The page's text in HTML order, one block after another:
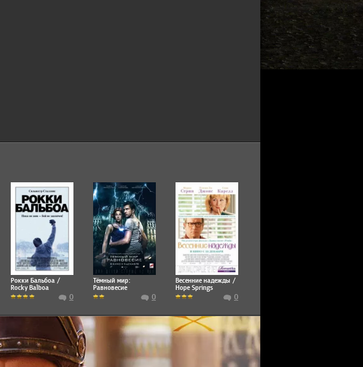
Рокки Бальбоа /
Rocky Balboa
0
Тёмный мир:
Равновесие
0
Весенние надежды /
Hope Springs
0